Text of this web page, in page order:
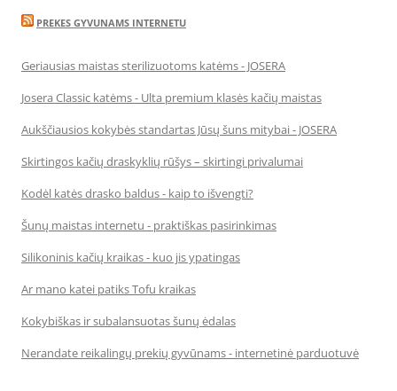
PREKES GYVUNAMS INTERNETU
Geriausias maistas sterilizuotoms katėms - JOSERA
Josera Classic katėms - Ulta premium klasės kačių maistas
Aukščiausios kokybės standartas Jūsų šuns mitybai - JOSERA
Skirtingos kačių draskyklių rūšys – skirtingi privalumai
Kodėl katės drasko baldus - kaip to išvengti?
Šunų maistas internetu - praktiškas pasirinkimas
Silikoninis kačių kraikas - kuo jis ypatingas
Ar mano katei patiks Tofu kraikas
Kokybiškas ir subalansuotas šunų ėdalas
Nerandate reikalingų prekių gyvūnams - internetinė parduotuvė